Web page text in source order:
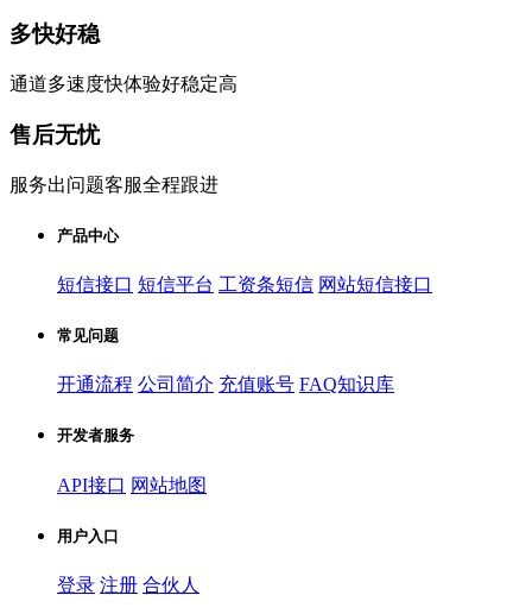
多快好稳
通道多速度快体验好稳定高
售后无忧
服务出问题客服全程跟进
产品中心
短信接口 短信平台 工资条短信 网站短信接口
常见问题
开通流程 公司简介 充值账号 FAQ知识库
开发者服务
API接口 网站地图
用户入口
登录 注册 合伙人